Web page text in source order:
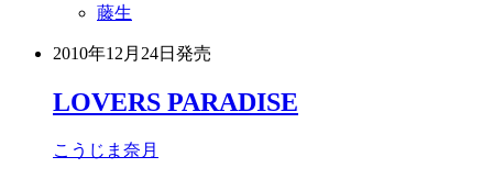
藤生
2010年12月24日 発売
LOVERS PARADISE
こうじま奈月